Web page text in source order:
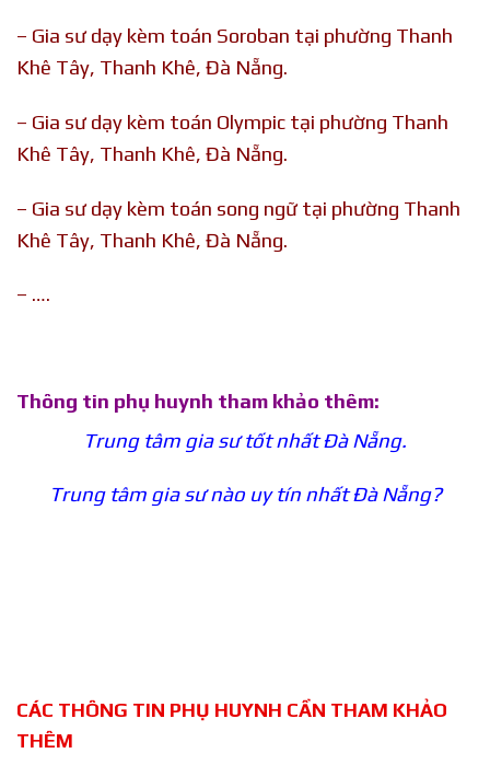
– Gia sư dạy kèm toán Soroban tại phường Thanh
Khê Tây, Thanh Khê, Đà Nẵng.
– Gia sư dạy kèm toán Olympic tại phường Thanh
Khê Tây, Thanh Khê, Đà Nẵng.
– Gia sư dạy kèm toán song ngữ tại phường Thanh
Khê Tây, Thanh Khê, Đà Nẵng.
– ….
Thông tin phụ huynh tham khảo thêm:
Trung tâm gia sư tốt nhất Đà Nẵng.
Trung tâm gia sư nào uy tín nhất Đà Nẵng?
CÁC THÔNG TIN PHỤ HUYNH CẦN THAM KHẢO
THÊM